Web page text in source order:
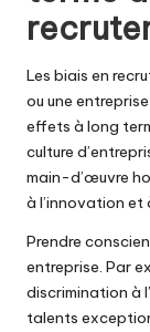
Les biais en
ou une
effets à long
culture
main-d’œuvre
à l’innovation et
Prendre
entreprise. Par
discrimination à
talents